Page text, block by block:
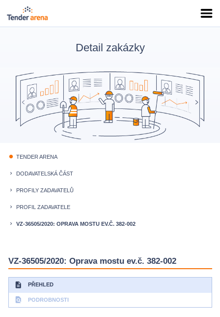
Detail zakázky
fiber_manual_record TENDER ARENA
keyboard_arrow_right DODAVATELSKÁ ČÁST
keyboard_arrow_right PROFILY ZADAVATELŮ
keyboard_arrow_right PROFIL ZADAVATELE
keyboard_arrow_right VZ-36505/2020: OPRAVA MOSTU EV.Č. 382-002
VZ-36505/2020: Oprava mostu ev.č. 382-002
description PŘEHLED
find_in_page PODROBNOSTI